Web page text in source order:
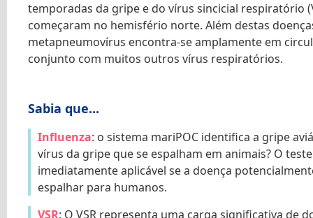
temporadas da gripe e do vírus sincicial respiratório
começaram no hemisfério norte. Além destas
metapneumovírus encontra-se amplamente em
conjunto com muitos outros vírus respiratórios.
Sabia que...
Influenza: o sistema mariPOC identifica a gripe
vírus da gripe que se espalham em animais? O
imediatamente aplicável se a doença
espalhar para humanos.
VSR: O VSR representa uma carga significativa de